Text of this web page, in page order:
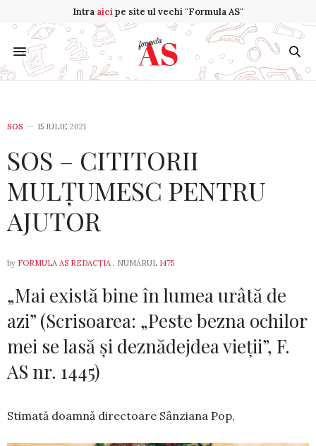
Intra aicipe site ul vechi "Formula AS"
SOS 15 IULIE 2021
SOS – CITITORII
MULȚUMESC PENTRU
AJUTOR
by FORMULA AS REDACȚIA , NUMĂRUL 1475
„Mai există bine în lumea urâtă de
azi” (Scrisoarea: „Peste bezna ochilor
mei se lasă și deznădejdea vieții”, F.
AS nr. 1445)
Stimată doamnă directoare Sânziana Pop,